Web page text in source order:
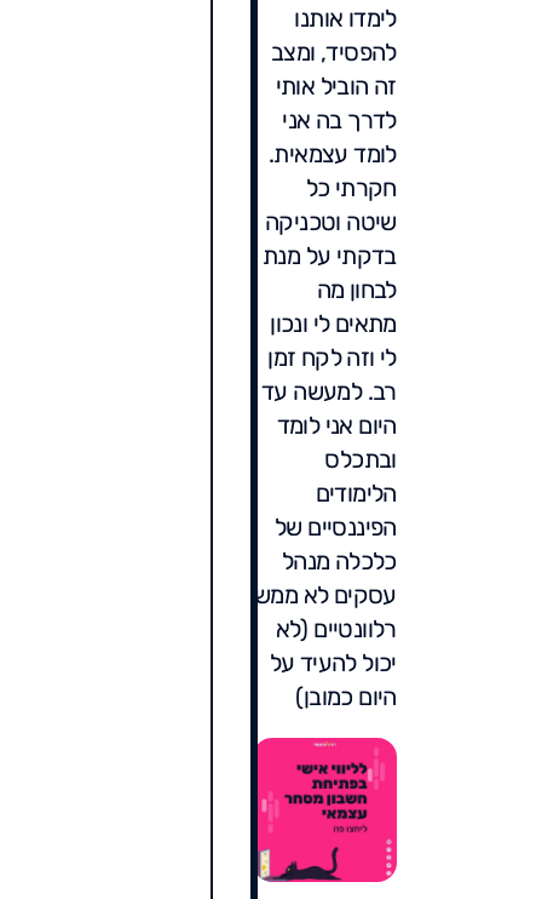
לימדו אותנו
להפסיד, ומצב
זה הוביל אותי
לדרך בה אני
לומד עצמאית.
חקרתי כל
שיטה וטכניקה
בדקתי על מנת
לבחון מה
מתאים לי ונכון
לי וזה לקח זמן
רב. למעשה עד
היום אני לומד
ובתכלס
הלימודים
הפיננסיים של
כלכלה מנהל
עסקים לא ממש
רלוונטיים (לא
יכול להעיד על
היום כמובן)